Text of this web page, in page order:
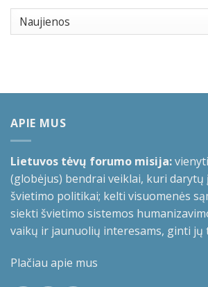
Kategorijos
APIE MUS
Lietuvos tėvų forumo misija:
(globėjus) bendrai veiklai, kuri darytų
švietimo politikai; kelti visuomenės
siekti švietimo sistemos
vaikų ir jaunuolių interesams, ginti jų
Plačiau apie mus